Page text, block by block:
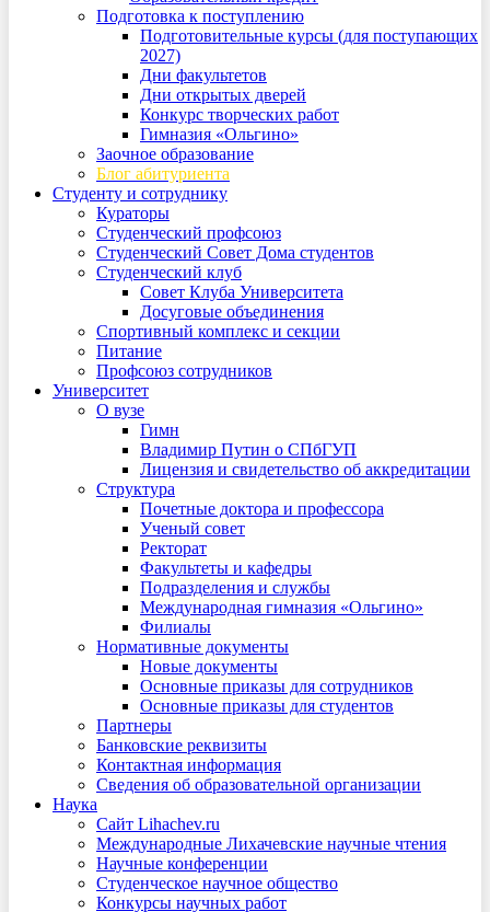
Подготовка к поступлению
Подготовительные курсы (для поступающих
2027)
Дни факультетов
Дни открытых дверей
Конкурс творческих работ
Гимназия «Ольгино»
Заочное образование
Блог абитуриента
Студенту и сотруднику
Кураторы
Студенческий профсоюз
Студенческий Совет Дома студентов
Студенческий клуб
Совет Клуба Университета
Досуговые объединения
Спортивный комплекс и секции
Питание
Профсоюз сотрудников
Университет
О вузе
Гимн
Владимир Путин о СПбГУП
Лицензия и свидетельство об аккредитации
Структура
Почетные доктора и профессора
Ученый совет
Ректорат
Факультеты и кафедры
Подразделения и службы
Международная гимназия «Ольгино»
Филиалы
Нормативные документы
Новые документы
Основные приказы для сотрудников
Основные приказы для студентов
Партнеры
Банковские реквизиты
Контактная информация
Сведения об образовательной организации
Наука
Сайт Lihachev.ru
Международные Лихачевские научные чтения
Научные конференции
Студенческое научное общество
Конкурсы научных работ